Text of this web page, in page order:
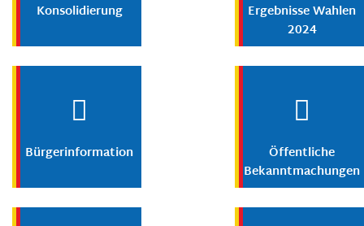
Konsolidierung
Ergebnisse Wahlen
2024
Bürgerinformation
Öffentliche
Bekanntmachungen